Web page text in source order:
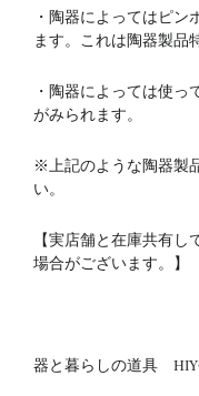
・陶器によってはピ
ます。これは陶器製品
・陶器によっては使
がみられます。
※上記のような陶器製
い。
【実店舗と在庫共有
場合がございます。】
器と暮らしの道具